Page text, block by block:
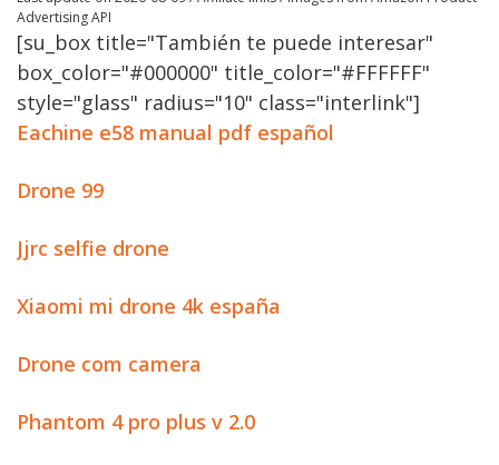
Advertising API
[su_box title="También te puede interesar"
box_color="#000000" title_color="#FFFFFF"
style="glass" radius="10" class="interlink"]
Eachine e58 manual pdf español
Drone 99
Jjrc selfie drone
Xiaomi mi drone 4k españa
Drone com camera
Phantom 4 pro plus v 2.0